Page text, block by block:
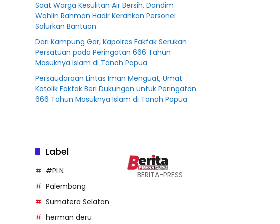
Saat Warga Kesulitan Air Bersih, Dandim
Wahlin Rahman Hadir Kerahkan Personel
Salurkan Bantuan
Dari Kampung Gar, Kapolres Fakfak Serukan
Persatuan pada Peringatan 666 Tahun
Masuknya Islam di Tanah Papua
Persaudaraan Lintas Iman Menguat, Umat
Katolik Fakfak Beri Dukungan untuk Peringatan
666 Tahun Masuknya Islam di Tanah Papua
Label
#PLN
Palembang
Sumatera Selatan
herman deru
BERITA-PRESS